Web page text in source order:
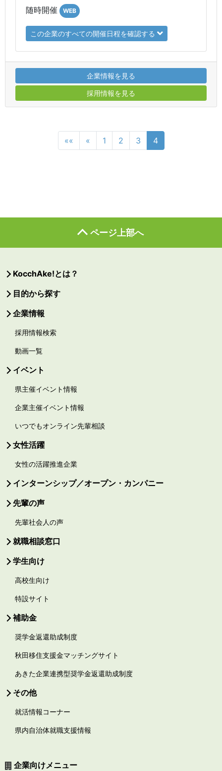
随時開催 WEB
この企業のすべての開催日程を確認する
企業情報を見る
採用情報を見る
«« « 1 2 3 4
ページ上部へ
KocchAke!とは？
目的から探す
企業情報
採用情報検索
動画一覧
イベント
県主催イベント情報
企業主催イベント情報
いつでもオンライン先輩相談
女性活躍
女性の活躍推進企業
インターンシップ／オープン・カンパニー
先輩の声
先輩社会人の声
就職相談窓口
学生向け
高校生向け
特設サイト
補助金
奨学金返還助成制度
秋田移住支援金マッチングサイト
あきた企業連携型奨学金返還助成制度
その他
就活情報コーナー
県内自治体就職支援情報
企業向けメニュー